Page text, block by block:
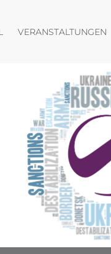
Menü öffnen
VERANSTALTUNGEN